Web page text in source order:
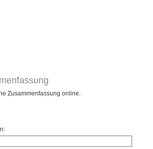
Zusammenfassung online.